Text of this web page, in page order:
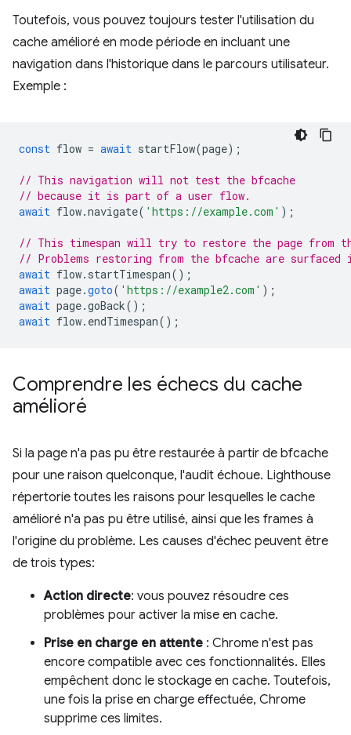
Toutefois, vous pouvez toujours tester l'utilisation du
cache amélioré en mode période en incluant une
navigation dans l'historique dans le parcours utilisateur.
Exemple :
const flow = await startFlow(page);
// This navigation will not test the bfcache
// because it is part of a user flow.
await flow.navigate( 'https://example.com' );
// This timespan will try to restore the page from
// Problems restoring from the bfcache are
await flow. startTimespan();
await page.goto( 'https://example2.com' );
await page.goBack();
await flow. endTimespan();
Comprendre les échecs du cache
amélioré
Si la page n'a pas pu être restaurée à partir de bfcache
pour une raison quelconque, l'audit échoue. Lighthouse
répertorie toutes les raisons pour lesquelles le cache
amélioré n'a pas pu être utilisé, ainsi que les frames à
l'origine du problème. Les causes d'échec peuvent être
de trois types:
Action directe: vous pouvez résoudre ces
problèmes pour activer la mise en cache.
Prise en charge en attente : Chrome n'est pas
encore compatible avec ces fonctionnalités. Elles
empêchent donc le stockage en cache. Toutefois,
une fois la prise en charge effectuée, Chrome
supprime ces limites.